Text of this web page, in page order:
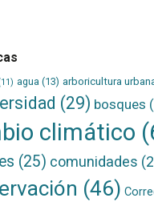
agua (13) arboricultura
(29) bosques
climático
(25) comunidades
(46)